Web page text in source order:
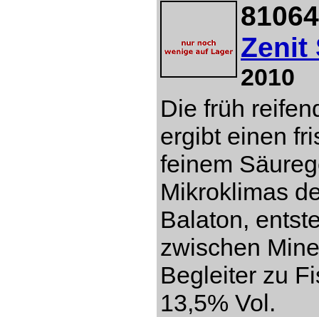
Zenit
2010
Die früh
ergibt einen
feinem
Mikroklimas
Balaton,
zwischen
Begleiter zu
13,5% Vol.